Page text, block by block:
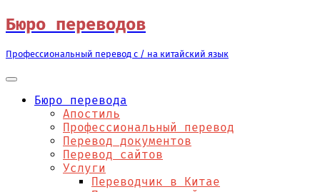
Перейти
к
содержимому
Бюро переводов
Профессиональный перевод с / на китайский язык
Бюро перевода
Апостиль
Профессиональный перевод
Перевод документов
Перевод сайтов
Услуги
Переводчик в Китае